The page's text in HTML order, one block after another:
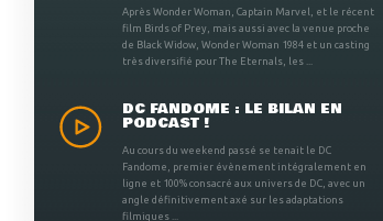
Après Wonder Woman, Captain Marvel, et le récent
film Birds of Prey, mais aussi avec la venue proche
de Black Widow, Wonder Woman 1984 et un casting
très diversifié pour The Eternals, les ...
DC FANDOME : LE BILAN EN
PODCAST !
Au cours du weekend passé se tenait le DC
Fandome, premier évènement intégralement en
ligne et 100% consacré aux univers de DC, avec un
angle définitivement axé sur les adaptations
filmiques ...